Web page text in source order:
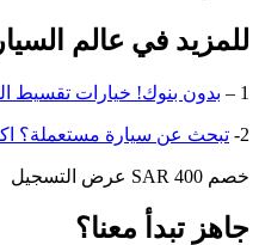
للمزيد في عالم
1 – بدون بنوك! خيارات تقسيط
2- تبحث عن سيارة مستعملة؟
خصم SAR 400 عرض التسجيل
جاهز تبدأ معنا؟